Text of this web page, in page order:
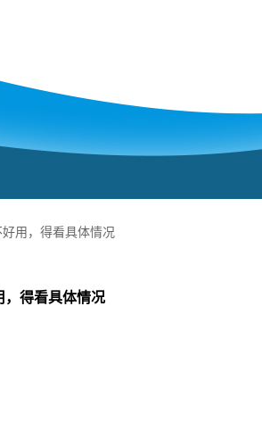
用，得看具体情况
，得看具体情况